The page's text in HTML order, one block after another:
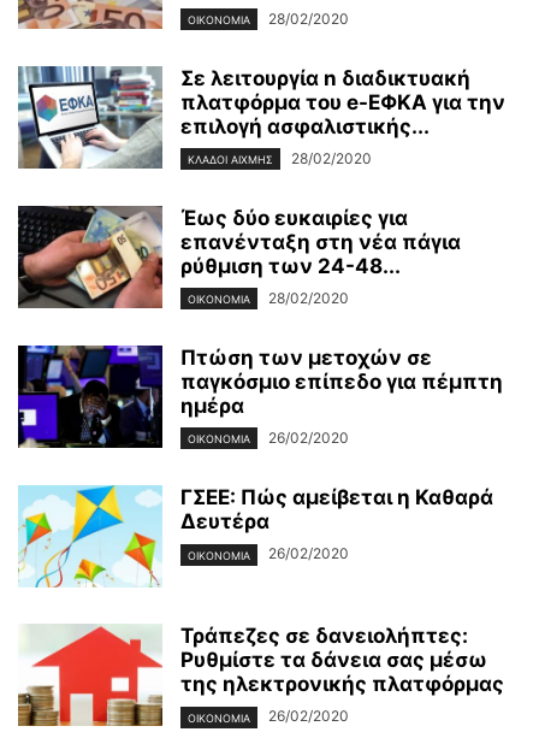
ΟΙΚΟΝΟΜΊΑ 28/02/2020
Σε λειτουργία n διαδικτυακή
πλατφόρμα του e-ΕΦΚΑ για την
επιλογή ασφαλιστικής...
ΚΛΆΔΟΙ ΑΙΧΜΉΣ 28/02/2020
Έως δύο ευκαιρίες για
επανένταξη στη νέα πάγια
ρύθμιση των 24-48...
ΟΙΚΟΝΟΜΊΑ 28/02/2020
Πτώση των μετοχών σε
παγκόσμιο επίπεδο για πέμπτη
ημέρα
ΟΙΚΟΝΟΜΊΑ 26/02/2020
ΓΣΕΕ: Πώς αμείβεται η Καθαρά
Δευτέρα
ΟΙΚΟΝΟΜΊΑ 26/02/2020
Τράπεζες σε δανειολήπτες:
Ρυθμίστε τα δάνεια σας μέσω
της ηλεκτρονικής πλατφόρμας
ΟΙΚΟΝΟΜΊΑ 26/02/2020